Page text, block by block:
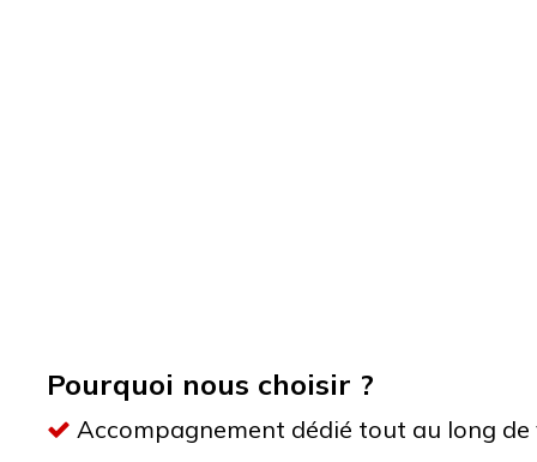
Pourquoi nous choisir ?
Accompagnement dédié tout au long